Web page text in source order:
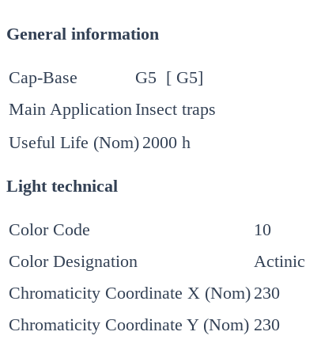
General information
Cap-Base
G5 [ G5]
Main ApplicationInsect traps
Useful Life (Nom) 2000 h
Light technical
Color Code
10
Color Designation
Actinic
Chromaticity Coordinate X (Nom) 230
Chromaticity Coordinate Y (Nom) 230